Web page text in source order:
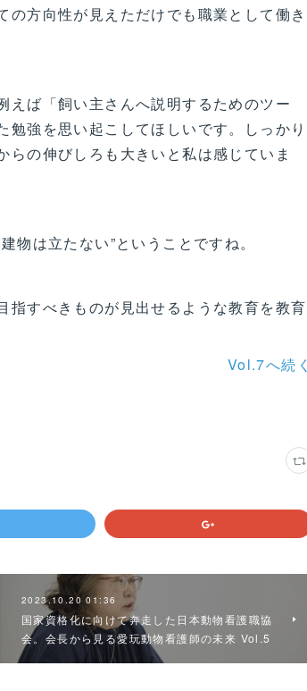
方向性が見えただけでも職業として働き
えば「飼い主さんへ説明するためのツー
強を思い起こしてほしいです。しっかり
の伸びしろも大きいと私は感じていま
物は立たない”ということですね。
指すべきものが見出せるような教育を教育
Vol.7へ続く
2023.10.20 01:36
国家資格化に向けて奔走した日本動物看護職協
会。会長から見る愛玩動物看護師の未来 Vol.5